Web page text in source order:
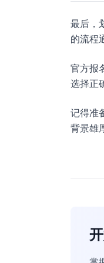
最后，
的流程
官方报
选择正
记得准
背景雄